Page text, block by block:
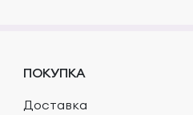
ПОКУПКА
Доставка